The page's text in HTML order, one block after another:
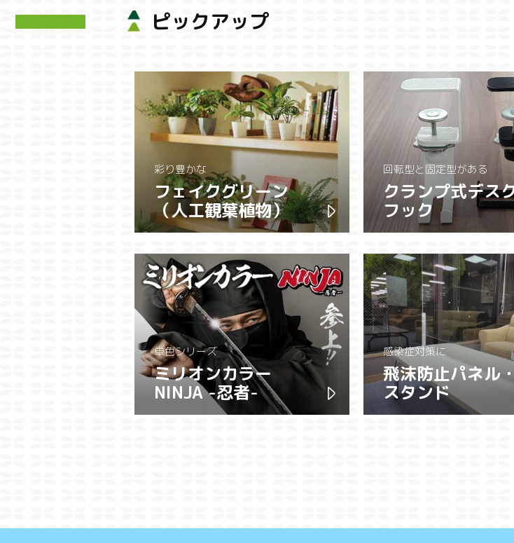
ピックアップ
彩り豊かな
フェイクグリーン
（人工観葉植物）
回転型と固定型がある
クランプ式デス
フック
単色シリーズ
ミリオンカラー
NINJA -忍者-
感染症対策に
飛沫防止パネル
スタンド